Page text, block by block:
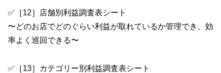
✅［12］店舗別利益調査表シート
〜どのお店でどのぐらい利益が取れているか管理でき、効
率よく巡回できる〜
✅［13］カテゴリー別利益調査表シート